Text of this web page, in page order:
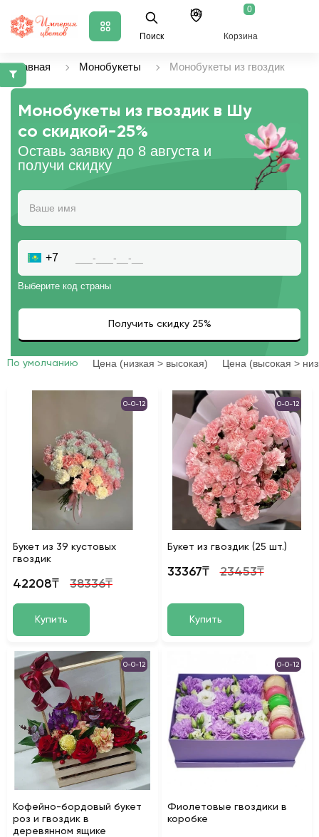
Поиск
Шу 0
Корзина
Главная Монобукеты Монобукеты из гвоздик
Монобукеты из гвоздик в Шу
со скидкой-25%
Оставь заявку до 8 августа и
получи скидку
+7
Выберите код страны
По умолчанию Цена (низкая > высокая) Цена (высокая >
0-0-12
Букет из 39 кустовых
гвоздик
42208₸ 38336₸
Купить
0-0-12
Букет из гвоздик (25 шт.)
33367₸ 23453₸
Купить
0-0-12
Кофейно-бордовый букет
роз и гвоздик в
деревянном ящике
0-0-12
Фиолетовые гвоздики в
коробке